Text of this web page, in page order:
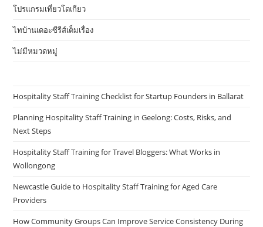
โปรแกรมเที่ยวโตเกียว
ไทบ้านเดอะซีรีส์เต็มเรื่อง
ไม่มีหมวดหมู่
Hospitality Staff Training Checklist for Startup Founders in Ballarat
Planning Hospitality Staff Training in Geelong: Costs, Risks, and
Next Steps
Hospitality Staff Training for Travel Bloggers: What Works in
Wollongong
Newcastle Guide to Hospitality Staff Training for Aged Care
Providers
How Community Groups Can Improve Service Consistency During